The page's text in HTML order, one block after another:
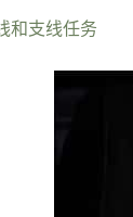
和支线任务